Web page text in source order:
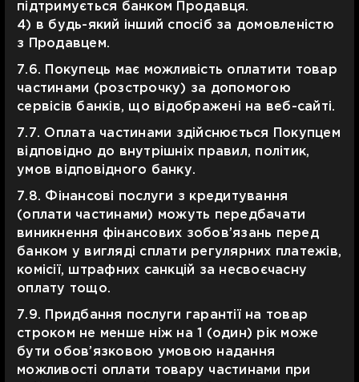
підтримується банком Продавця.
4) в будь-який інший спосіб за домовленістю
з Продавцем.
7.6. Покупець має можливість оплатити товар
частинами (розстрочку) за допомогою
сервісів банків, що відображені на веб-сайті.
7.7. Оплата частинами здійснюється Покупцем
відповідно до внутрішніх правил, політик,
умов відповідного банку.
7.8. Фінансові послуги з кредитування
(оплати частинами) можуть передбачати
виникнення фінансових зобов’язань перед
банком у вигляді сплати регулярних платежів,
комісії, штрафних санкцій за несвоєчасну
оплату тощо.
7.9. Придбання послуги гарантії на товар
строком не менше ніж на 1 (один) рік може
бути обов’язковою умовою надання
можливості оплати товару частинами при